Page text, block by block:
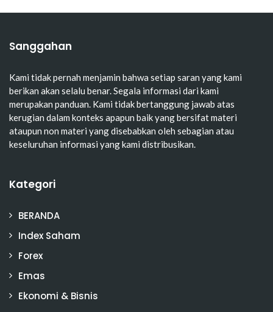
Sanggahan
Kami tidak pernah menjamin bahwa setiap saran yang kami
berikan akan selalu benar. Segala informasi dari kami
merupakan panduan. Kami tidak bertanggung jawab atas
kerugian dalam konteks apapun baik yang bersifat materi
ataupun non materi yang disebabkan oleh sebagian atau
keseluruhan informasi yang kami distribusikan.
Kategori
BERANDA
Index Saham
Forex
Emas
Ekonomi & Bisnis